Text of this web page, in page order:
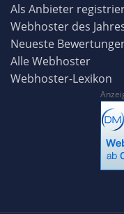
Als Anbieter
Webhoster des
Neueste
Alle Webhoster
Webhoster-Lexikon